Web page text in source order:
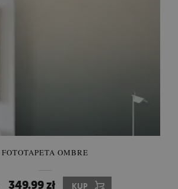
FOTOTAPETA OMBRE
349.99 zł KUP